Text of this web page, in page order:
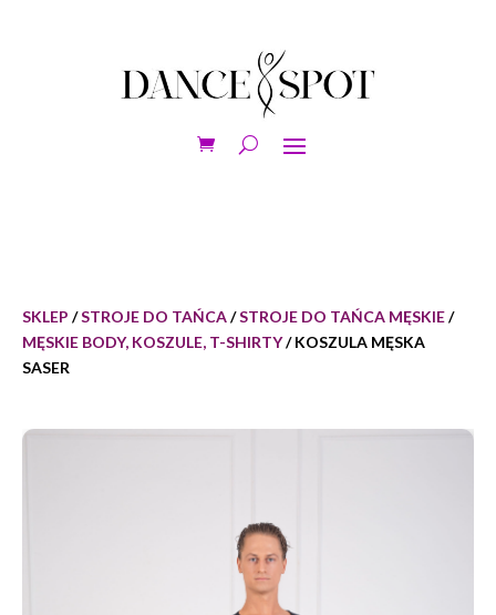
SKLEP /STROJE DO TAŃCA/STROJE DO TAŃCA MĘSKIE/
MĘSKIE BODY, KOSZULE, T-SHIRTY/ KOSZULA MĘSKA
SASER